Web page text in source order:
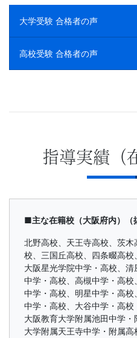
大学受験 合格者の声
高校受験 合格者の声
指導実績（
■主な在籍校（大阪府内）（
北野高校、天王寺高校、茨
校、三国丘高校、四条畷高
大阪星光学院中学・高校、
中学・高校、高槻中学・高
中学・高校、明星中学・高
中学・高校、大谷中学・高校
大阪教育大学附属池田中学
大学附属天王寺中学・附属